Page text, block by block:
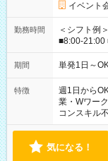
イベント
勤務時間
＜シフト例
■8:00-
期間 単発1日～
特徴 週1日から
業・Wワー
コンスキル
気になる！